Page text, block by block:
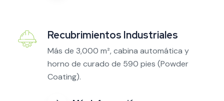
Recubrimientos Industriales
Más de 3,000 m², cabina automática y
horno de curado de 590 pies (Powder
Coating).